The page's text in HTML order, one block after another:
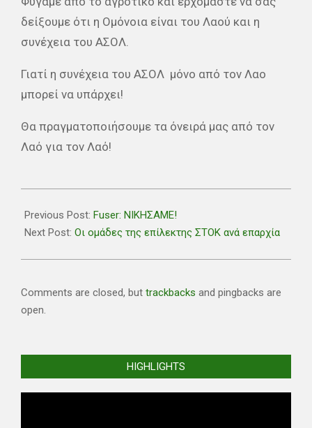
δείξουμε ότι η Ομόνοια είναι του Λαού και η
συνέχεια του ΑΣΟΛ.
Γιατί η συνέχεια του ΑΣΟΛ μόνο από τον Λαο
μπορεί να υπάρχει!
Θα πραγματοποιήσουμε τα όνειρά μας από τον
Λαό για τον Λαό!
05-
21
Previous Post: Fuser: ΝΙΚΗΣΑΜΕ!
Next Post: Οι ομάδες της επίλεκτης ΣΤΟΚ ανά επαρχία
Comments are closed, but trackbacks and pingbacks are
open.
HIGHLIGHTS